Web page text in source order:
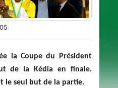
la Coupe du Président
de la Kédia en finale.
le seul but de la partie.